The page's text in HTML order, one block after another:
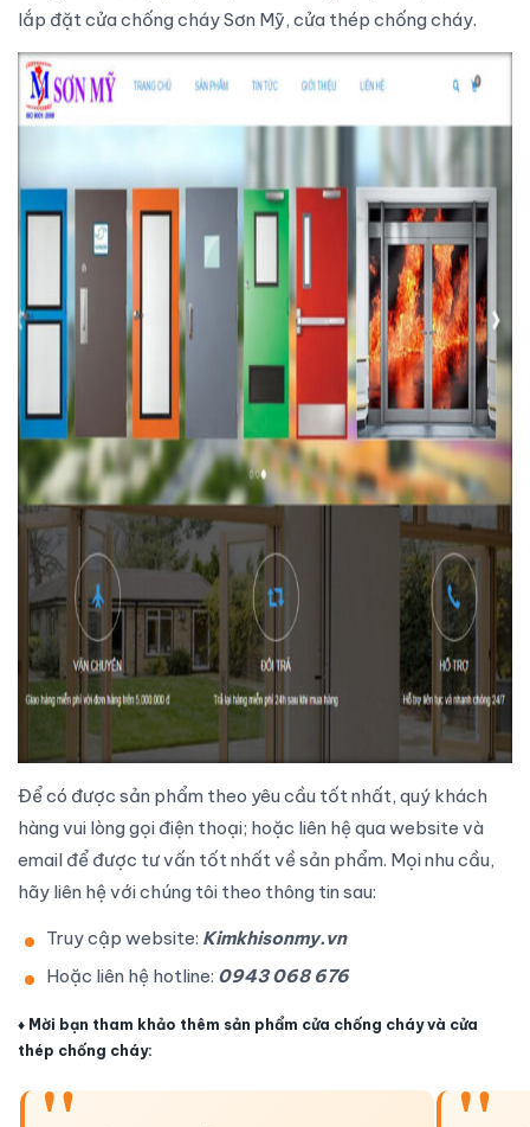
lắp đặtcửa chống cháy Sơn Mỹ, cửa thép chống cháy.
Để có được sản phẩm theo yêu cầu tốt nhất, quý khách
hàng vui lòng gọi điện thoại; hoặc liên hệ qua website và
email để được tư vấn tốt nhất về sản phẩm. Mọi nhu cầu,
hãy liên hệ với chúng tôi theo thông tin sau:
Truy cập website: Kimkhisonmy.vn
Hoặc liên hệ hotline: 0943 068 676
♦ Mời bạn tham khảo thêm sản phẩm cửa chống cháyvà cửa
thép chống cháy: